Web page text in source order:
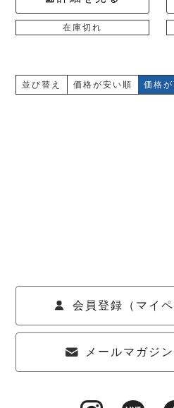
在庫切れ
並び替え 価格が安い順 価格
会員登録（マイ
メールマガジ